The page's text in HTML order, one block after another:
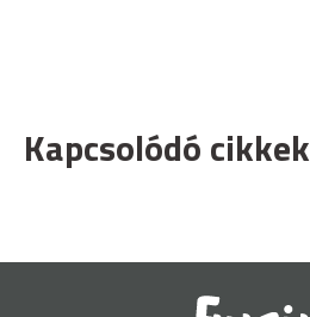
Kapcsolódó cikkek